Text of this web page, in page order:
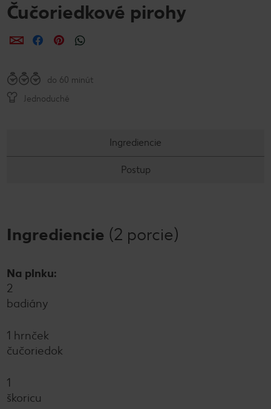
Čučoriedkové pirohy
ZdieľaťZdieľaťZdieľať
do 60 minút
Jednoduché
Ingrediencie
Postup
Ingrediencie (2 porcie)
Na plnku:
2
badiány
1 hrnček
čučoriedok
1
škoricu